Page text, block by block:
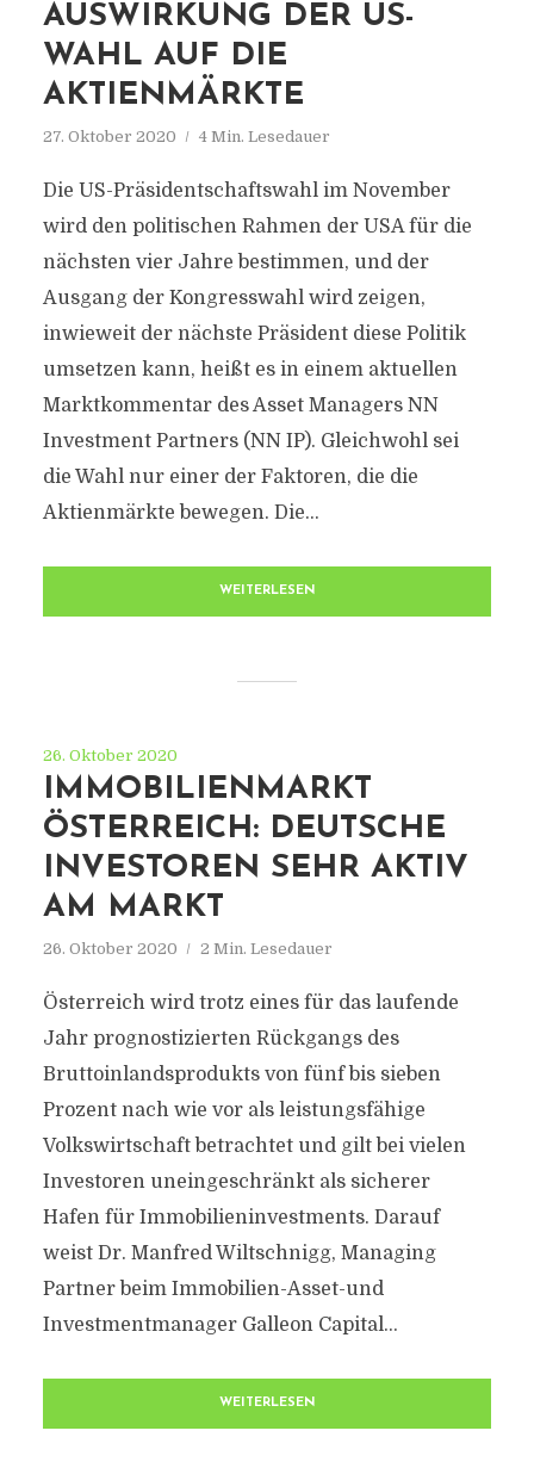
AUSWIRKUNG DER US-
WAHL AUF DIE
AKTIENMÄRKTE
27. Oktober 2020 4 Min. Lesedauer
Die US-Präsidentschaftswahl im November
wird den politischen Rahmen der USA für die
nächsten vier Jahre bestimmen, und der
Ausgang der Kongresswahl wird zeigen,
inwieweit der nächste Präsident diese Politik
umsetzen kann, heißt es in einem aktuellen
Marktkommentar des Asset Managers NN
Investment Partners (NN IP). Gleichwohl sei
die Wahl nur einer der Faktoren, die die
Aktienmärkte bewegen. Die...
WEITERLESEN
26. Oktober 2020
IMMOBILIENMARKT
ÖSTERREICH: DEUTSCHE
INVESTOREN SEHR AKTIV
AM MARKT
26. Oktober 2020 2 Min. Lesedauer
Österreich wird trotz eines für das laufende
Jahr prognostizierten Rückgangs des
Bruttoinlandsprodukts von fünf bis sieben
Prozent nach wie vor als leistungsfähige
Volkswirtschaft betrachtet und gilt bei vielen
Investoren uneingeschränkt als sicherer
Hafen für Immobilieninvestments. Darauf
weist Dr. Manfred Wiltschnigg, Managing
Partner beim Immobilien-Asset-und
Investmentmanager Galleon Capital...
WEITERLESEN